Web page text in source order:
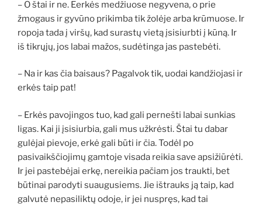
– O štai ir ne. Eerkės medžiuose negyvena, o prie
žmogaus ir gyvūno prikimba tik žolėje arba krūmuose. Ir
ropoja tada į viršų, kad surastų vietą įsisiurbti į kūną. Ir
iš tikrųjų, jos labai mažos, sudėtinga jas pastebėti.
– Na ir kas čia baisaus? Pagalvok tik, uodai kandžiojasi ir
erkės taip pat!
– Erkės pavojingos tuo, kad gali pernešti labai sunkias
ligas. Kai ji įsisiurbia, gali mus užkrėsti. Štai tu dabar
gulėjai pievoje, erkė gali būti ir čia. Todėl po
pasivaikščiojimų gamtoje visada reikia save apsižiūrėti.
Ir jei pastebėjai erkę, nereikia pačiam jos traukti, bet
būtinai parodyti suaugusiems. Jie ištrauks ją taip, kad
galvutė nepasiliktų odoje, ir jei nuspręs, kad tai